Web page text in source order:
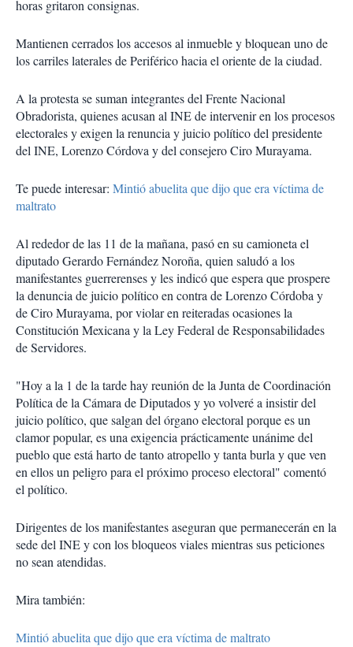
horas gritaron consignas.
Mantienen cerrados los accesos al inmueble y bloquean uno de
los carriles laterales de Periférico hacia el oriente de la ciudad.
A la protesta se suman integrantes del Frente Nacional
Obradorista, quienes acusan al INE de intervenir en los procesos
electorales y exigen la renuncia y juicio político del presidente
del INE, Lorenzo Córdova y del consejero Ciro Murayama.
Te puede interesar: Mintió abuelita que dijo que era víctima de
maltrato
Al rededor de las 11 de la mañana, pasó en su camioneta el
diputado Gerardo Fernández Noroña, quien saludó a los
manifestantes guerrerenses y les indicó que espera que prospere
la denuncia de juicio político en contra de Lorenzo Córdoba y
de Ciro Murayama, por violar en reiteradas ocasiones la
Constitución Mexicana y la Ley Federal de Responsabilidades
de Servidores.
"Hoy a la 1 de la tarde hay reunión de la Junta de Coordinación
Política de la Cámara de Diputados y yo volveré a insistir del
juicio político, que salgan del órgano electoral porque es un
clamor popular, es una exigencia prácticamente unánime del
pueblo que está harto de tanto atropello y tanta burla y que ven
en ellos un peligro para el próximo proceso electoral" comentó
el político.
Dirigentes de los manifestantes aseguran que permanecerán en la
sede del INE y con los bloqueos viales mientras sus peticiones
no sean atendidas.
Mira también:
Mintió abuelita que dijo que era víctima de maltrato